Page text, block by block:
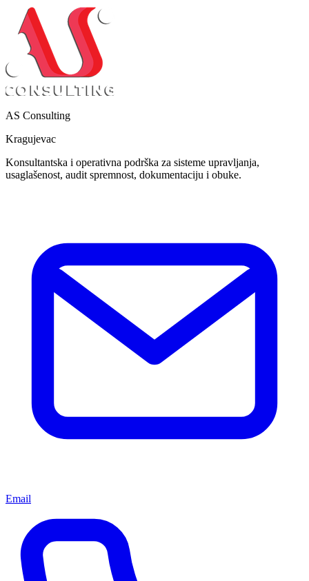
AS Consulting
Kragujevac
Konsultantska i operativna podrška za sisteme upravljanja,
usaglašenost, audit spremnost, dokumentaciju i obuke.
Email